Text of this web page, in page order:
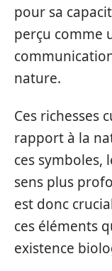
pour sa
perçu comme
nature.
Ces richesses
rapport à la
ces symboles,
sens plus
est donc
ces éléments
existence